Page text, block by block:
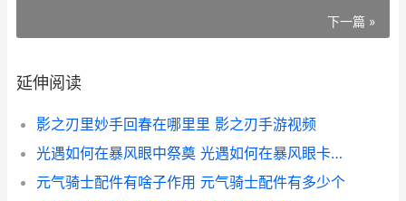
下一篇 »
延伸阅读
影之刃里妙手回春在哪里里 影之刃手游视频
光遇如何在暴风眼中祭奠 光遇如何在暴风眼卡无翼
元气骑士配件有啥子作用 元气骑士配件有多少个